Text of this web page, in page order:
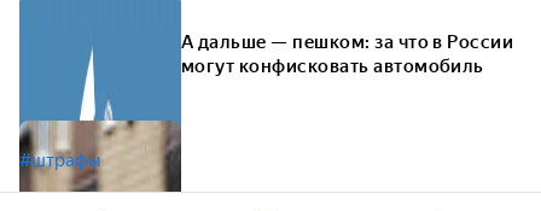
А дальше — пешком: за что в России
могут конфисковать автомобиль
#штрафы